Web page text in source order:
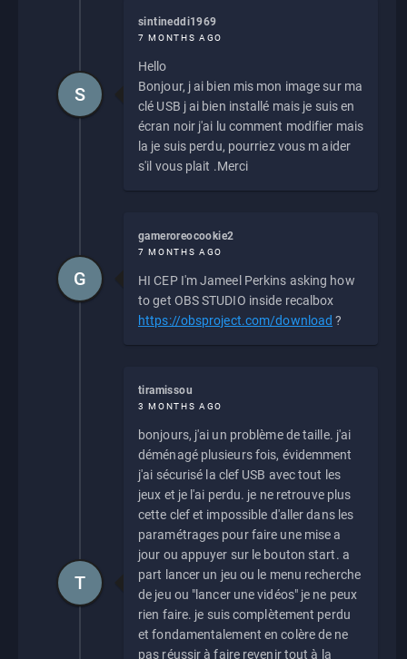
sintineddi1969
7 MONTHS AGO
Hello
Bonjour, j ai bien mis mon image sur ma
clé USB j ai bien installé mais je suis en
écran noir j'ai lu comment modifier mais
la je suis perdu, pourriez vous m aider
s'il vous plait .Merci
S
gameroreocookie2
7 MONTHS AGO
HI CEP I'm Jameel Perkins asking how
to get OBS STUDIO inside recalbox
https://obsproject.com/download ?
G
tiramissou
3 MONTHS AGO
bonjours, j'ai un problème de taille. j'ai
déménagé plusieurs fois, évidemment
j'ai sécurisé la clef USB avec tout les
jeux et je l'ai perdu. je ne retrouve plus
cette clef et impossible d'aller dans les
paramétrages pour faire une mise a
jour ou appuyer sur le bouton start. a
part lancer un jeu ou le menu recherche
de jeu ou "lancer une vidéos" je ne peux
rien faire. je suis complètement perdu
et fondamentalement en colère de ne
pas réussir à faire revenir tout à la
T